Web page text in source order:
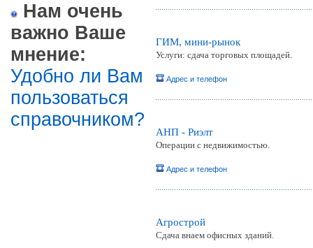
Нам очень
важно Ваше
мнение:
Удобно ли Вам
пользоваться
справочником?
ГИМ, мини-рынок
Услуги: сдача торговых площадей.
Адрес и телефон
АНП - Риэлт
Операции с недвижимостью.
Адрес и телефон
Агрострой
Сдача внаем офисных зданий.